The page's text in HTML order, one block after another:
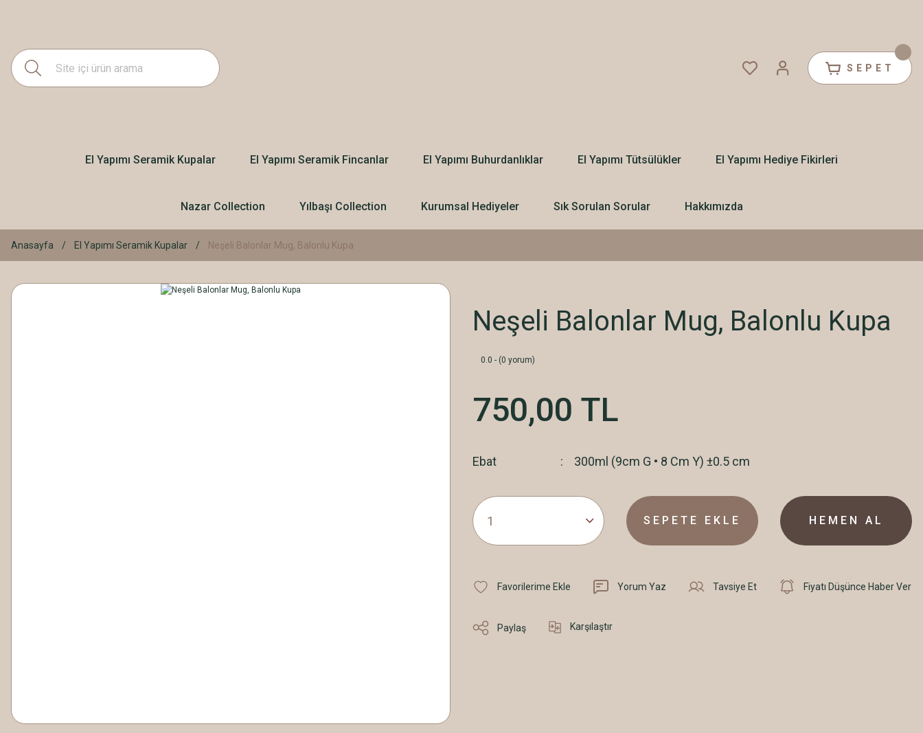
SEPET
El Yapımı Seramik Kupalar El Yapımı Seramik Fincanlar El Yapımı Buhurdanlıklar El Yapımı Tütsülükler El Yapımı Hediye Fikirleri
Nazar Collection Yılbaşı Collection Kurumsal Hediyeler Sık Sorulan Sorular Hakkımızda
Anasayfa El Yapımı Seramik Kupalar Neşeli Balonlar Mug, Balonlu Kupa
Neşeli Balonlar Mug, Balonlu Kupa
0.0 - (0 yorum)
750,00 TL
Ebat 300ml (9cm G • 8 Cm Y) ±0.5 cm
SEPETE EKLE HEMEN AL
Yorum Yaz Tavsiye Et Fiyatı Düşünce Haber Ver
Paylaş Karşılaştır